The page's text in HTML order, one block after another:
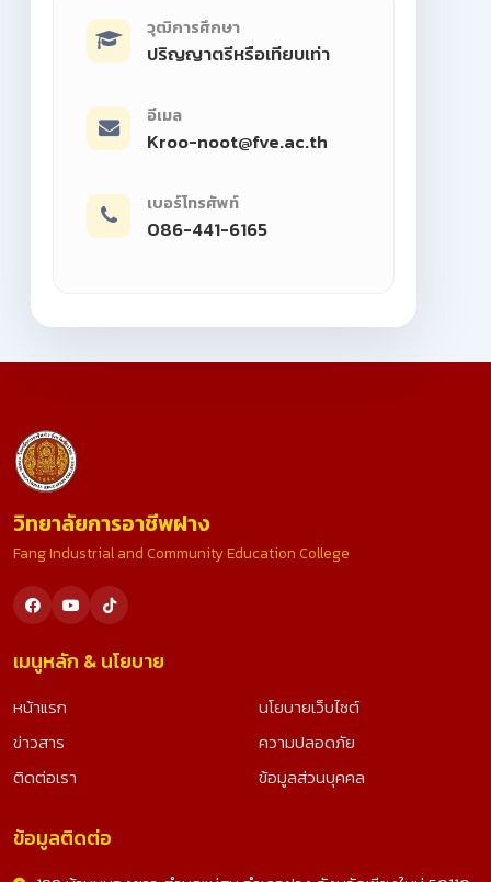
วุฒิการศึกษา
ปริญญาตรีหรือเทียบเท่า
อีเมล
Kroo-noot@fve.ac.th
เบอร์โทรศัพท์
086-441-6165
วิทยาลัยการอาชีพฝาง
Fang Industrial and Community Education College
เมนูหลัก & นโยบาย
หน้าแรก
ข่าวสาร
ติดต่อเรา
นโยบายเว็บไซต์
ความปลอดภัย
ข้อมูลส่วนบุคคล
ข้อมูลติดต่อ